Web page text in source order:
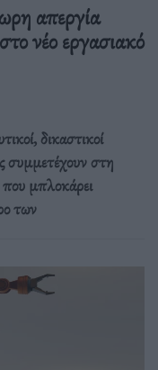
απεργία
νέο εργασιακό
δικαστικοί
συμμετέχουν στη
μπλοκάρει
των